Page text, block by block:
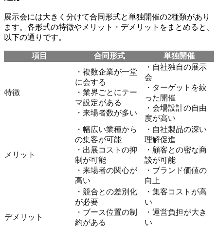
展示会には大きく分けて合同形式と単独開催の2種類があり
ます。各形式の特徴やメリット・デメリットをまとめると、
以下の通りです。
項目 合同形式 単独開催
特徴
・複数企業が一堂
に会する
・業界ごとにテー
マ設定がある
・来場者数が多い
・自社独自の展示
会
・ターゲットを絞
った開催
・会場設計の自由
度が高い
メリット
・幅広い業種から
の集客が可能
・出展コストの抑
制が可能
・来場者の関心が
高い
・自社製品の深い
理解促進
・顧客との密な商
談が可能
・ブランド価値の
向上
デメリット
・競合との差別化
が必要
・ブース位置の制
約がある
・集客コストが高
い
・運営負担が大き
い